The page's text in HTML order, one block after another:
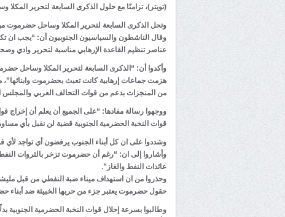
(تويتر)، تزامنًا مع حلول الذكرى السابعة لتحرير
وتحل الذكرى السابعة لتحرير المكلا وساحل حضرموت من عناصر تنظيم
وقال الناشطون والسياسيون الجنوبيون أن: “يجب ان
عناصر تنظيم القاعدة الإرهابي مناسبة لتحرير وادي
وأكدوا أن: “الذكرى السابعة لتحرير المكلا وساحل
هزمت جماعات إرهابية كانت تعبث بحضرموت
من المنجزات بدعم من قوات التحالف العربي والمجلس
ووجهوا رسالة مفادها: “على الجميع أن يعلم أن
قوات النخبة الحضرمية الجنوبية قضية لن نقبل بأي
وشددوا على ان كل أبناء الجنوب يرفضون أي تواجد لأي
وأشاروا إلى ان: “رغم أن حضرموت تزخر بالثروات
عائدات النفط والغاز”.
وحذروا من ان استهداف ميناء ضبة النفطي من قبل
حقول حضرموت يعتبر جزء من حربها الخبيثة ضد أبناء
وطالبوا بسرعة إحلال قوات النخبة الحضرمية الجنوبية